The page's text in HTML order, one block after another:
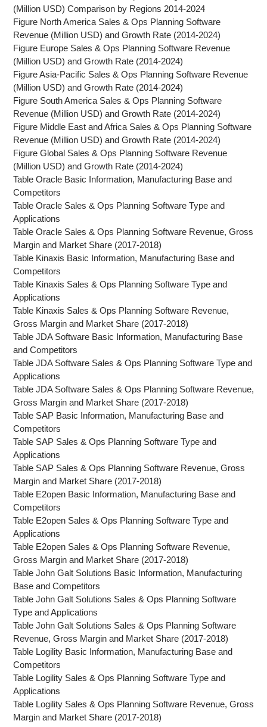
(Million USD) Comparison by Regions 2014-2024
Figure North America Sales & Ops Planning Software
Revenue (Million USD) and Growth Rate (2014-2024)
Figure Europe Sales & Ops Planning Software Revenue
(Million USD) and Growth Rate (2014-2024)
Figure Asia-Pacific Sales & Ops Planning Software Revenue
(Million USD) and Growth Rate (2014-2024)
Figure South America Sales & Ops Planning Software
Revenue (Million USD) and Growth Rate (2014-2024)
Figure Middle East and Africa Sales & Ops Planning Software
Revenue (Million USD) and Growth Rate (2014-2024)
Figure Global Sales & Ops Planning Software Revenue
(Million USD) and Growth Rate (2014-2024)
Table Oracle Basic Information, Manufacturing Base and
Competitors
Table Oracle Sales & Ops Planning Software Type and
Applications
Table Oracle Sales & Ops Planning Software Revenue, Gross
Margin and Market Share (2017-2018)
Table Kinaxis Basic Information, Manufacturing Base and
Competitors
Table Kinaxis Sales & Ops Planning Software Type and
Applications
Table Kinaxis Sales & Ops Planning Software Revenue,
Gross Margin and Market Share (2017-2018)
Table JDA Software Basic Information, Manufacturing Base
and Competitors
Table JDA Software Sales & Ops Planning Software Type and
Applications
Table JDA Software Sales & Ops Planning Software Revenue,
Gross Margin and Market Share (2017-2018)
Table SAP Basic Information, Manufacturing Base and
Competitors
Table SAP Sales & Ops Planning Software Type and
Applications
Table SAP Sales & Ops Planning Software Revenue, Gross
Margin and Market Share (2017-2018)
Table E2open Basic Information, Manufacturing Base and
Competitors
Table E2open Sales & Ops Planning Software Type and
Applications
Table E2open Sales & Ops Planning Software Revenue,
Gross Margin and Market Share (2017-2018)
Table John Galt Solutions Basic Information, Manufacturing
Base and Competitors
Table John Galt Solutions Sales & Ops Planning Software
Type and Applications
Table John Galt Solutions Sales & Ops Planning Software
Revenue, Gross Margin and Market Share (2017-2018)
Table Logility Basic Information, Manufacturing Base and
Competitors
Table Logility Sales & Ops Planning Software Type and
Applications
Table Logility Sales & Ops Planning Software Revenue, Gross
Margin and Market Share (2017-2018)